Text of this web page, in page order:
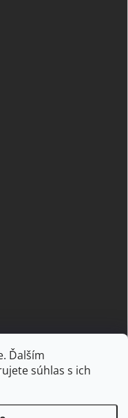
Ďalším
súhlas s ich